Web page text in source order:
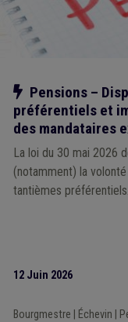
Notre action
Pensions –
préférentiels et
des mandataires
La loi du 30 mai 2026
(notamment) la
tantièmes préférentiels.
12 Juin 2026
Bourgmestre Échevin